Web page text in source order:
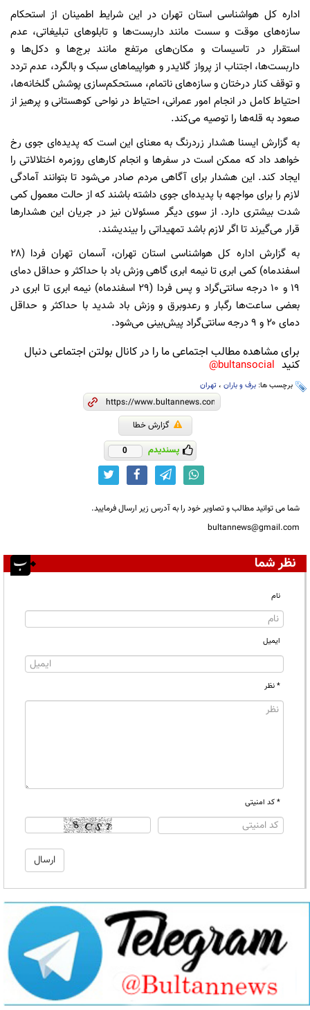
اداره کل هواشناسی استان تهران در این شرایط اطمینان از استحکام
سازه‌های موقت و سست مانند داربست‌ها و تابلوهای تبلیغاتی، عدم
استقرار در تاسیسات و مکان‌های مرتفع مانند برج‌ها و دکل‌ها و
داربست‌ها، اجتناب از پرواز گلایدر و هواپیماهای سبک و بالگرد، عدم تردد
و توقف کنار درختان و سازه‌های ناتمام، مستحکم‌سازی پوشش گلخانه‌ها،
احتیاط کامل در انجام امور عمرانی، احتیاط در نواحی کوهستانی و پرهیز از
صعود به قله‌ها را توصیه می‌کند.
به گزارش ایسنا هشدار زردرنگ به معنای این است که پدیده‌ای جوی رخ
خواهد داد که ممکن است در سفرها و انجام کارهای روزمره اختلالاتی را
ایجاد کند. این هشدار برای آگاهی مردم صادر می‌شود تا بتوانند آمادگی
لازم را برای مواجهه با پدیده‌ای جوی داشته باشند که از حالت معمول کمی
شدت بیشتری دارد. از سوی دیگر مسئولان نیز در جریان این هشدارها
قرار می‌گیرند تا اگر لازم باشد تمهیداتی را بیندیشند.
به گزارش اداره کل هواشناسی استان تهران، آسمان تهران فردا (۲۸
اسفندماه) کمی ابری تا نیمه ابری گاهی وزش باد با حداکثر و حداقل دمای
۱۹ و ۱۰ درجه سانتی‌گراد و پس فردا (۲۹ اسفندماه) نیمه ابری تا ابری در
بعضی ساعت‌ها رگبار و رعدوبرق و وزش باد شدید با حداکثر و حداقل
دمای ۲۰ و ۹ درجه سانتی‌گراد پیش‌بینی می‌شود.
برای مشاهده مطالب اجتماعی ما را در کانال بولتن اجتماعی دنبال
کنید bultansocial@
برچسب ها: برف و باران ، تهران
گزارش خطا
پسندیدم 0
شما می توانید مطالب و تصاویر خود را به آدرس زیر ارسال فرمایید.
bultannews@gmail.com
نظر شما
نام
ایمیل
* نظر
* کد امنیتی